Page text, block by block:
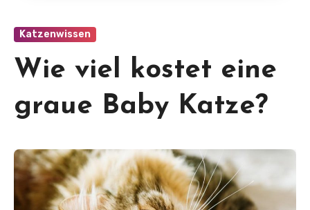
Katzenwissen
Wie viel kostet eine
graue Baby Katze?